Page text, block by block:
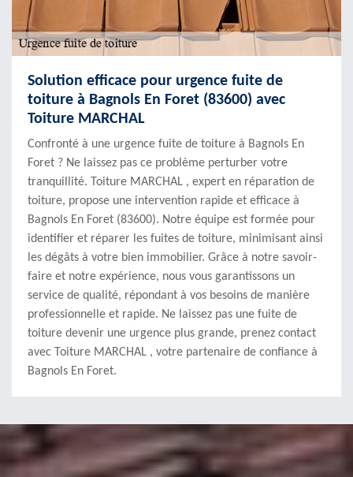
Solution efficace pour urgence fuite de
toiture à Bagnols En Foret (83600) avec
Toiture MARCHAL
Confronté à une urgence fuite de toiture à Bagnols En
Foret ? Ne laissez pas ce problème perturber votre
tranquillité. Toiture MARCHAL , expert en réparation de
toiture, propose une intervention rapide et efficace à
Bagnols En Foret (83600). Notre équipe est formée pour
identifier et réparer les fuites de toiture, minimisant ainsi
les dégâts à votre bien immobilier. Grâce à notre savoir-
faire et notre expérience, nous vous garantissons un
service de qualité, répondant à vos besoins de manière
professionnelle et rapide. Ne laissez pas une fuite de
toiture devenir une urgence plus grande, prenez contact
avec Toiture MARCHAL , votre partenaire de confiance à
Bagnols En Foret.